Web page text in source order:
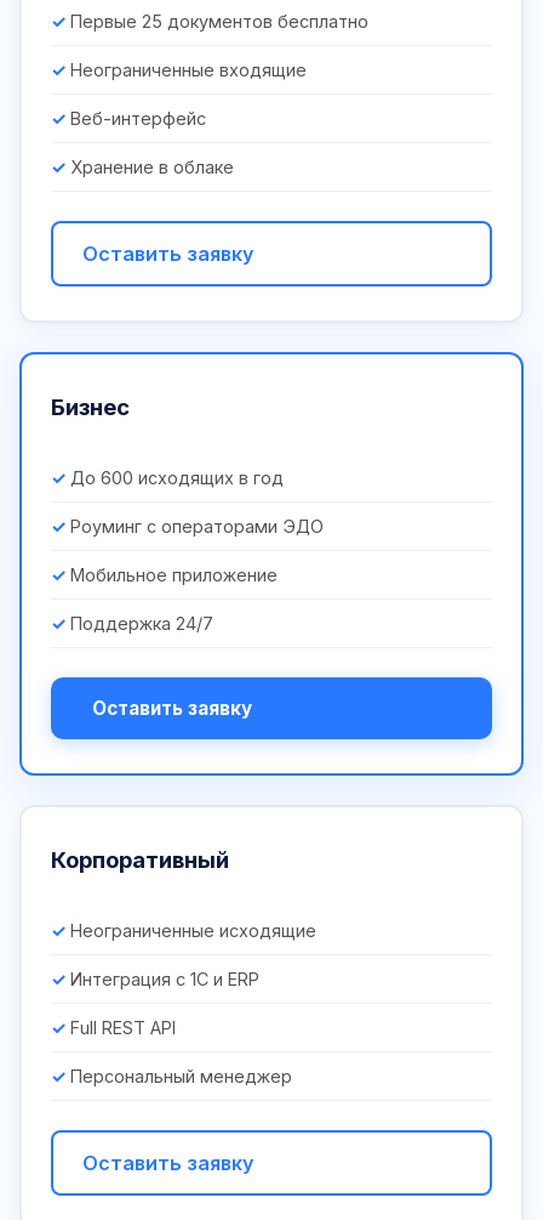
Первые 25 документов бесплатно
Неограниченные входящие
Веб-интерфейс
Хранение в облаке
Оставить заявку
Бизнес
До 600 исходящих в год
Роуминг с операторами ЭДО
Мобильное приложение
Поддержка 24/7
Оставить заявку
Корпоративный
Неограниченные исходящие
Интеграция с 1С и ERP
Full REST API
Персональный менеджер
Оставить заявку